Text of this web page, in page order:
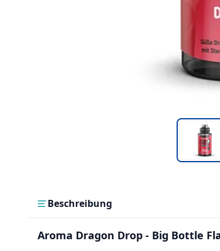
Beschreibung
Aroma Dragon Drop - Big Bottle